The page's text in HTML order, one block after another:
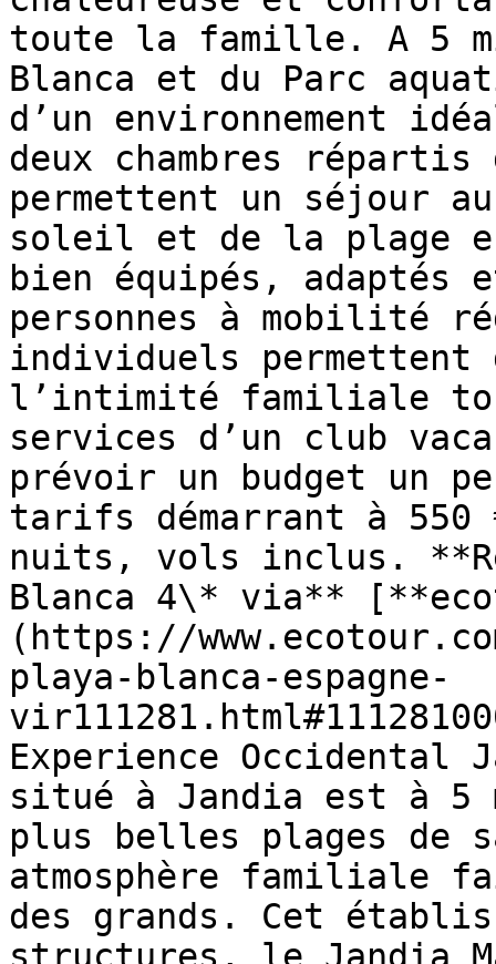
toute la famille. A 5
Blanca et du Parc
d’un environnement
deux chambres
permettent un séjour
soleil et de la plage
bien équipés, adaptés
personnes à mobilité
individuels permettent
l’intimité familiale
services d’un club
prévoir un budget un
tarifs démarrant à 550
nuits, vols inclus.
Blanca 4\* via**
(https://
playa-blanca-espagne-
Experience
situé à Jandia est à 5
plus belles plages de
atmosphère familiale
des grands. Cet